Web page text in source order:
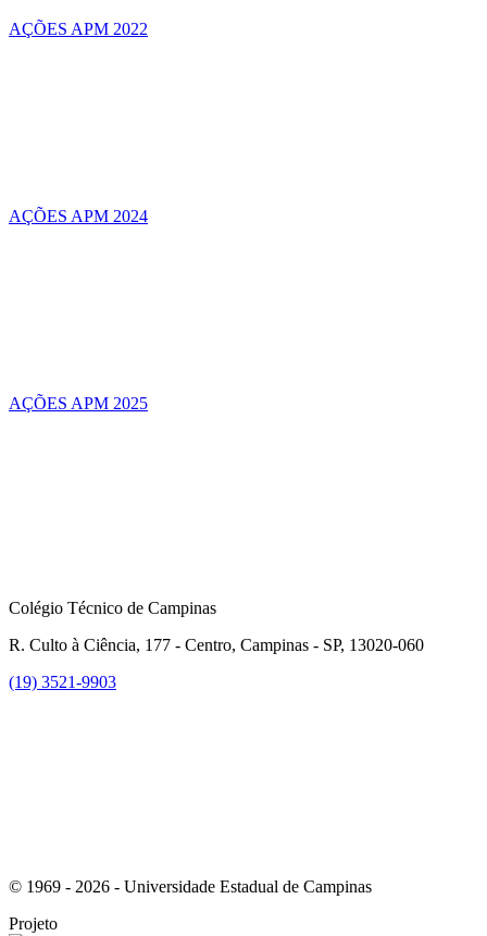
AÇÕES APM 2022
AÇÕES APM 2024
AÇÕES APM 2025
Colégio Técnico de Campinas
R. Culto à Ciência, 177 - Centro, Campinas - SP, 13020-060
(19) 3521-9903
© 1969 - 2026 - Universidade Estadual de Campinas
Projeto